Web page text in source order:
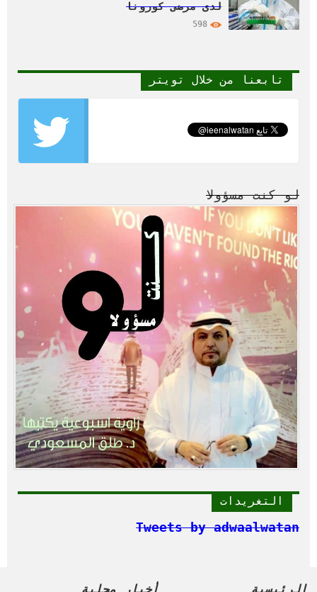
لدى مرضى كورونا
598
تابعنا من خلال تويتر
لو كنت مسؤولا
التغريدات
Tweets by adwaalwatan